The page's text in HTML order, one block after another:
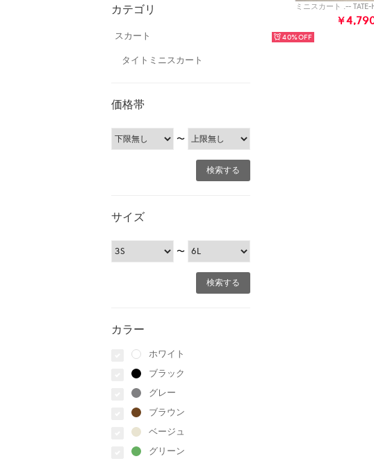
カテゴリ
スカート
タイトミニスカート
価格帯
〜
サイズ
〜
カラー
ホワイト
ブラック
グレー
ブラウン
ベージュ
グリーン
ミニスカート .-- TATE-
￥
40%